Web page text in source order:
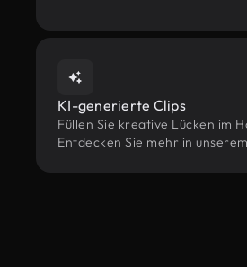
KI-generierte Clips
Füllen Sie kreative Lücken im
Entdecken Sie mehr in